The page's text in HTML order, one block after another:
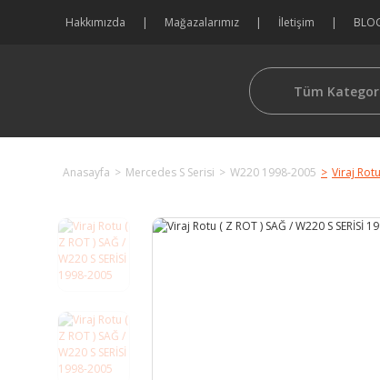
Hakkımızda Mağazalarımız İletişim
Tüm
Anasayfa Mercedes S Serisi W220 1998-2005 Viraj